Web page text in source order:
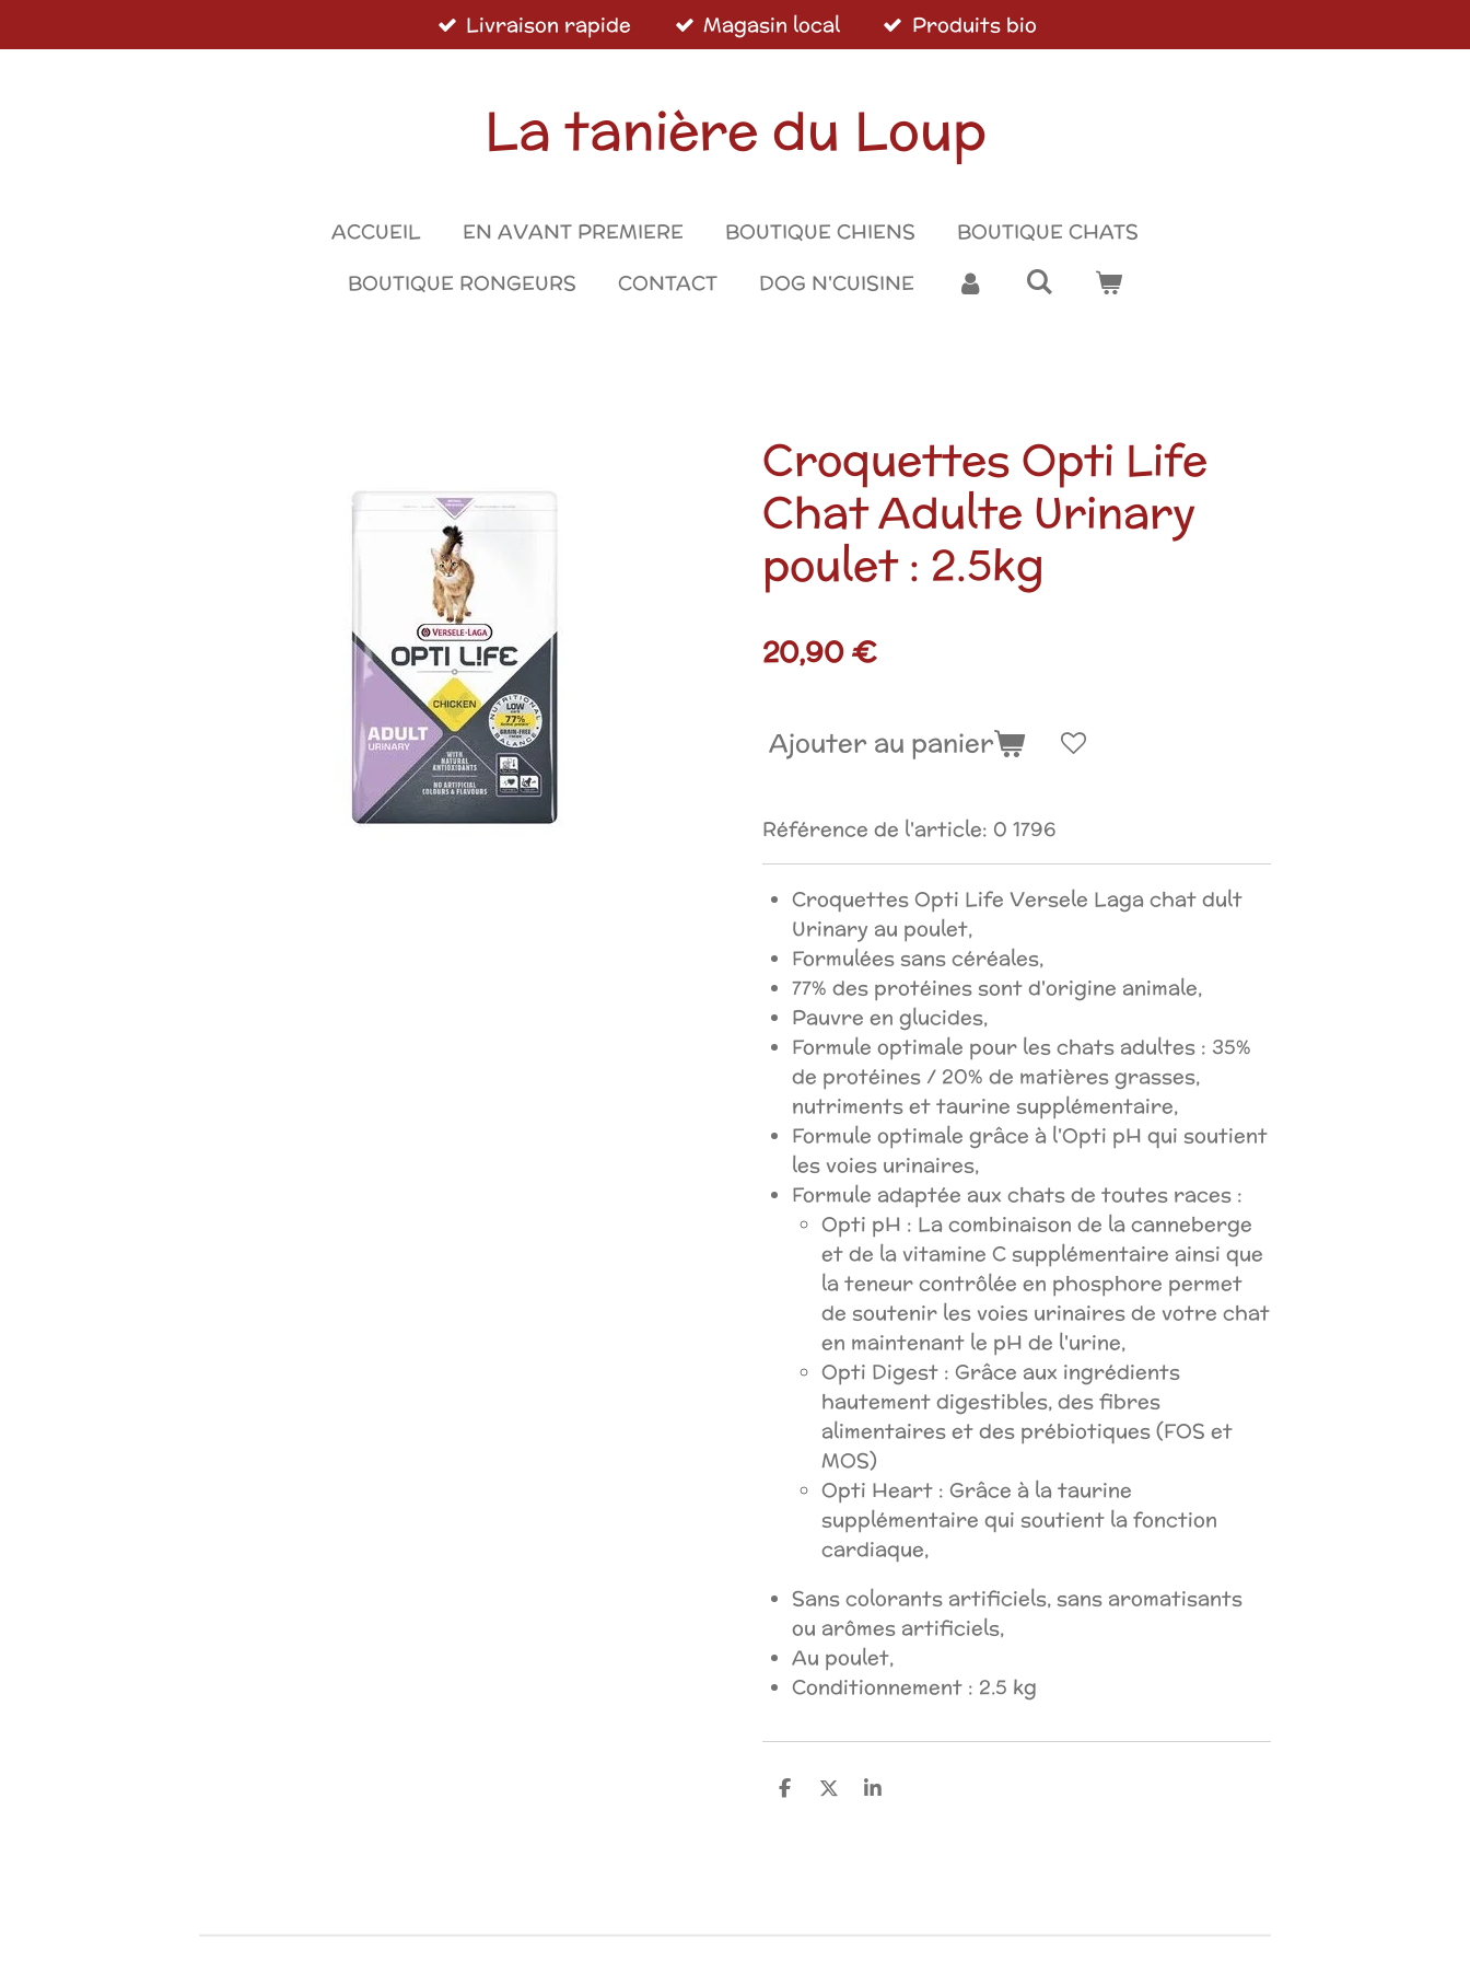
au
Livraison rapide Magasin local Produits bio
La tanière du Loup
ACCUEIL EN AVANT PREMIERE BOUTIQUE CHIENS
BOUTIQUE CHATS
BOUTIQUE RONGEURS
CONTACT DOG N'CUISINE
Croquettes Opti Life
Chat Adulte Urinary
poulet : 2.5kg
20,90 €
Ajouter au panier
Référence de l'article: 0 1796
Croquettes Opti Life Versele Laga chat dult
Urinary au poulet,
Formulées sans céréales,
77% des protéines sont d'origine animale,
Pauvre en glucides,
Formule optimale pour les chats adultes : 35%
de protéines / 20% de matières grasses,
nutriments et taurine supplémentaire,
Formule optimale grâce à l'Opti pH qui soutient
les voies urinaires,
Formule adaptée aux chats de toutes races :
Opti pH : La combinaison de la canneberge
et de la vitamine C supplémentaire ainsi que
la teneur contrôlée en phosphore permet
de soutenir les voies urinaires de votre chat
en maintenant le pH de l'urine,
Opti Digest : Grâce aux ingrédients
hautement digestibles, des fibres
alimentaires et des prébiotiques (FOS et
MOS)
Opti Heart : Grâce à la taurine
supplémentaire qui soutient la fonction
cardiaque,
Sans colorants artificiels, sans aromatisants
ou arômes artificiels,
Au poulet,
Conditionnement : 2.5 kg
P
r
P
r
P
r